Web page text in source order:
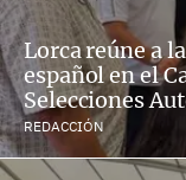
Lorca reúne a
español en el
Selecciones
REDACCIÓN